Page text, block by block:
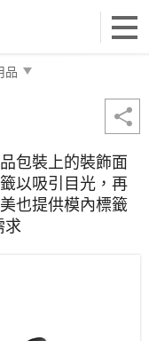
包裝上的裝飾面
以吸引目光，再
也提供模內標籤
求